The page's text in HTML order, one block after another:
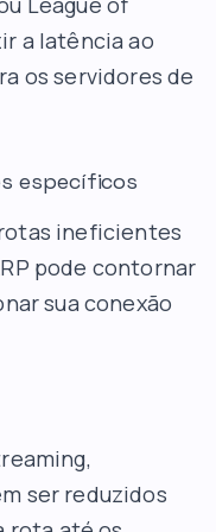
a latência ao
os servidores de
específicos
ineficientes
pode contornar
sua conexão
ser reduzidos